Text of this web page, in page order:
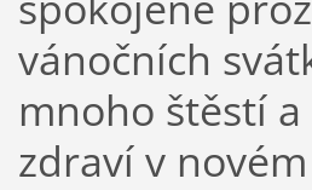
vánočních
mnoho štěstí
zdraví v